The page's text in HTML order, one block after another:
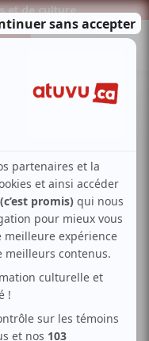
et de culture